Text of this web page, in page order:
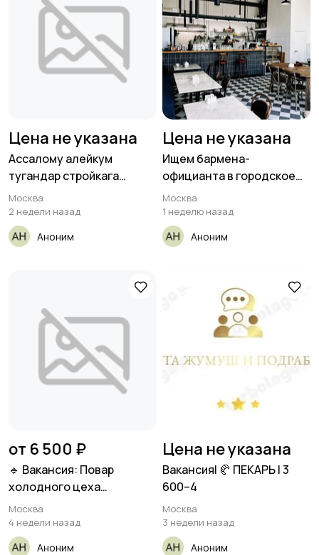
Цена не указана
Ассалому алейкум
тугандар стройкага
иштегени разнорабочий
Москва
2 недели назад
Аноним
Цена не указана
Ищем бармена-
официанта в городское
кафе «&
Москва
1 неделю назад
Аноним
от 6 500 ₽
🔹 Вакансия: Повар
холодного цеха
(премиум-ресторан
Москва
4 недели назад
Аноним
Цена не указана
Вакансия| 🥐 ПЕКАРЬ | 3
600–4
Москва
3 недели назад
Аноним